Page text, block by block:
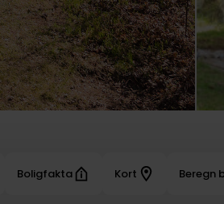
Boligfakta Kort Beregn